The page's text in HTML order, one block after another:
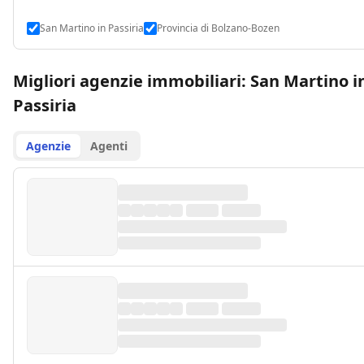
San Martino in Passiria Provincia di Bolzano-Bozen
Migliori agenzie immobiliari: San Martino
Passiria
Agenzie Agenti